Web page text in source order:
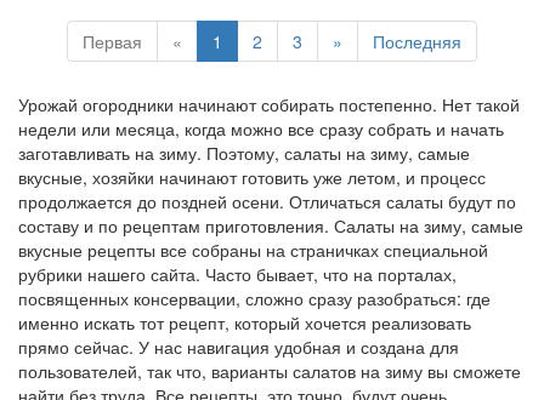
Первая « 1 2 3 » Последняя
Урожай огородники начинают собирать постепенно. Нет такой
недели или месяца, когда можно все сразу собрать и начать
заготавливать на зиму. Поэтому, салаты на зиму, самые
вкусные, хозяйки начинают готовить уже летом, и процесс
продолжается до поздней осени. Отличаться салаты будут по
составу и по рецептам приготовления. Салаты на зиму, самые
вкусные рецепты все собраны на страничках специальной
рубрики нашего сайта. Часто бывает, что на порталах,
посвященных консервации, сложно сразу разобраться: где
именно искать тот рецепт, который хочется реализовать
прямо сейчас. У нас навигация удобная и создана для
пользователей, так что, варианты салатов на зиму вы сможете
найти без труда. Все рецепты, это точно, будут очень